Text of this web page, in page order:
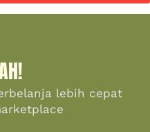
lebih cepat